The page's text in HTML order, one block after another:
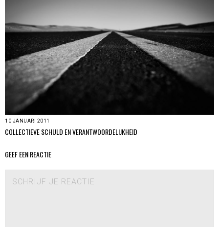
10 JANUARI 2011
COLLECTIEVE SCHULD EN VERANTWOORDELIJKHEID
GEEF EEN REACTIE